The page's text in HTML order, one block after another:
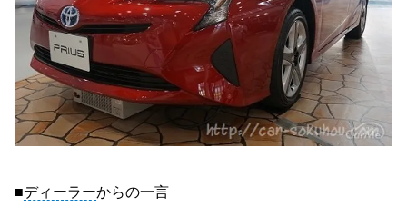
■ディーラーからの一言